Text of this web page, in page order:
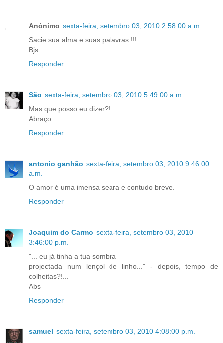
Anónimo sexta-feira, setembro 03, 2010 2:58:00 a.m.
Sacie sua alma e suas palavras !!!
Bjs
Responder
São sexta-feira, setembro 03, 2010 5:49:00 a.m.
Mas que posso eu dizer?!
Abraço.
Responder
antonio ganhão sexta-feira, setembro 03, 2010 9:46:00
a.m.
O amor é uma imensa seara e contudo breve.
Responder
Joaquim do Carmo sexta-feira, setembro 03, 2010
3:46:00 p.m.
"... eu já tinha a tua sombra
projectada num lençol de linho..." - depois, tempo de
colheitas?!...
Abs
Responder
samuel sexta-feira, setembro 03, 2010 4:08:00 p.m.